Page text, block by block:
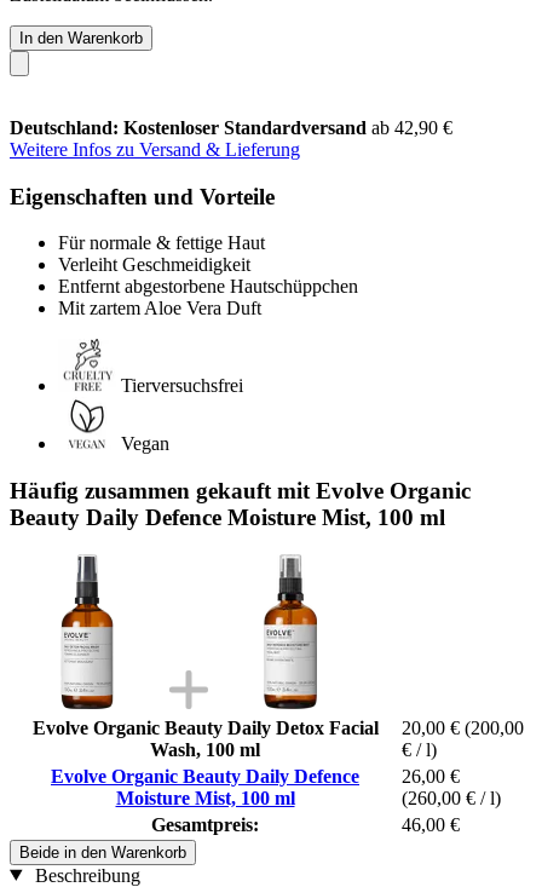
In den Warenkorb
Deutschland: Kostenloser Standardversand ab 42,90 €
Weitere Infos zu Versand & Lieferung
Eigenschaften und Vorteile
Für normale & fettige Haut
Verleiht Geschmeidigkeit
Entfernt abgestorbene Hautschüppchen
Mit zartem Aloe Vera Duft
Tierversuchsfrei
Vegan
Häufig zusammen gekauft mit Evolve Organic
Beauty Daily Defence Moisture Mist, 100 ml
Evolve Organic Beauty Daily Detox Facial
Wash, 100 ml
20,00 € (200,00
€ / l)
Evolve Organic Beauty Daily Defence
Moisture Mist, 100 ml
26,00 €
(260,00 € / l)
Gesamtpreis:
46,00 €
Beide in den Warenkorb
Beschreibung